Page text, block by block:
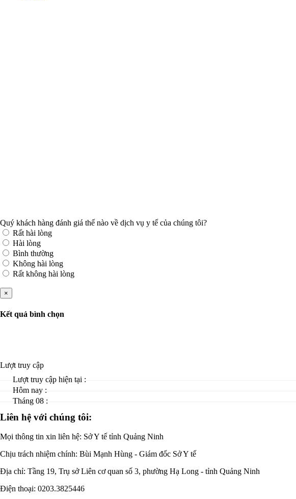
Quý khách hàng đánh giá thế nào về dịch vụ y tế của chúng tôi?
Rất hài lòng
Hài lòng
Bình thường
Không hài lòng
Rất không hài lòng
×
Kết quả bình chọn
Lượt truy cập
Lượt truy cập hiện tại :
Hôm nay :
Tháng 08 :
Liên hệ với chúng tôi:
Mọi thông tin xin liên hệ: Sở Y tế tỉnh Quảng Ninh
Chịu trách nhiệm chính: Bùi Mạnh Hùng - Giám đốc Sở Y tế
Địa chỉ: Tầng 19, Trụ sở Liên cơ quan số 3, phường Hạ Long - tỉnh Quảng Ninh
Điện thoại: 0203.3825446